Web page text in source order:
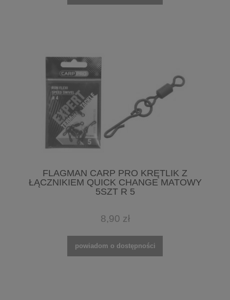
FLAGMAN CARP PRO KRĘTLIK Z
ŁĄCZNIKIEM QUICK CHANGE MATOWY
5SZT R 5
8,90 zł
powiadom o dostępności